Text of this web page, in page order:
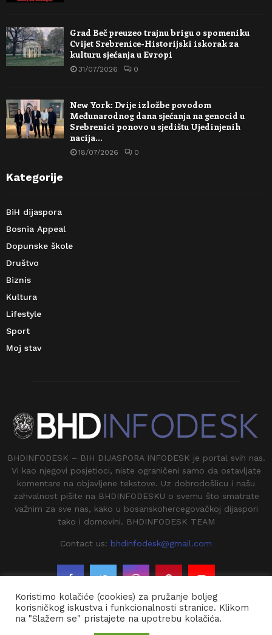
Grad Beč preuzeo trajnu brigu o spomeniku
Cvijet Srebrenice-Historijski iskorak za
kulturu sjećanja u Evropi
31/07/2026 0
New York: Dvije izložbe povodom
Međunarodnog dana sjećanja na genocid u
Srebrenici ponovo u sjedištu Ujedinjenih
nacija…
18/07/2026 0
Kategorije
BiH dijaspora
Bosnia Appeal
Dopunske škole
Društvo
Biznis
Kultura
Lifestyle
Sport
Moj stav
BHDINFODESK – BIH DIJASPORA INFODESK je portal svih nas.
Vi kao njegovi posjetioci, niste ograničeni samo da ostavljate
komentare na objavljene tekstove. Uz dobrodošlicu i našu
zahvalnost pišite na BHDINFODESKU o svemu što smatrate
važnim za sve nas, kako u bosanskohercegovačkoj dijaspori
tako i domovini. BHDINFODESK TEAM
Contact us: bhdinfodesk@gmail.com
Koristimo kolačiće (cookies) za pružanje boljeg
korisničkog iskustva i funkcionalnosti stranice. Klikom
na "Slažem se" pristajete na upotrebu kolačića.